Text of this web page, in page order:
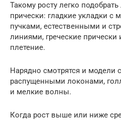
Такому росту легко
прически: гладкие укладки
пучками, естественными и
линиями, греческие прически
плетение.
Нарядно смотрятся и модели
распущенными локонами,
и мелкие волны.
Когда рост выше или ниже